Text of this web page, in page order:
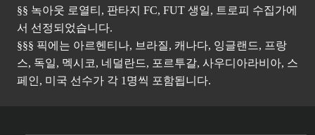
§§ 녹아웃 로열티, 판타지 FC, FUT 생일, 트로피 수집가에
서 선정되었습니다.
§§§ 픽에는 아르헨티나, 브라질, 캐나다, 잉글랜드, 프랑
스, 독일, 멕시코, 네덜란드, 포르투갈, 사우디아라비아, 스
페인, 미국 선수가 각 1명씩 포함됩니다.